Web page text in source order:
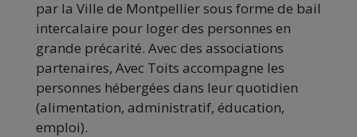
par la Ville de Montpellier sous forme de bail
intercalaire pour loger des personnes en
grande précarité. Avec des associations
partenaires, Avec Toits accompagne les
personnes hébergées dans leur quotidien
(alimentation, administratif, éducation,
emploi).